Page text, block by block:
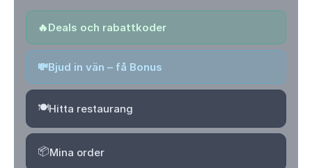
🔥Deals och rabattkoder
💸Bjud in vän – få Bonus
🍽️Hitta restaurang
📦Mina order